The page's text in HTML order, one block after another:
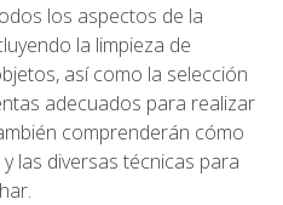
los aspectos de la
la limpieza de
así como la selección
adecuados para realizar
comprenderán cómo
las diversas técnicas para